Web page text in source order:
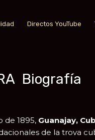
Directos YouTube
Biografía
de 1895, Guanajay,
de la trova